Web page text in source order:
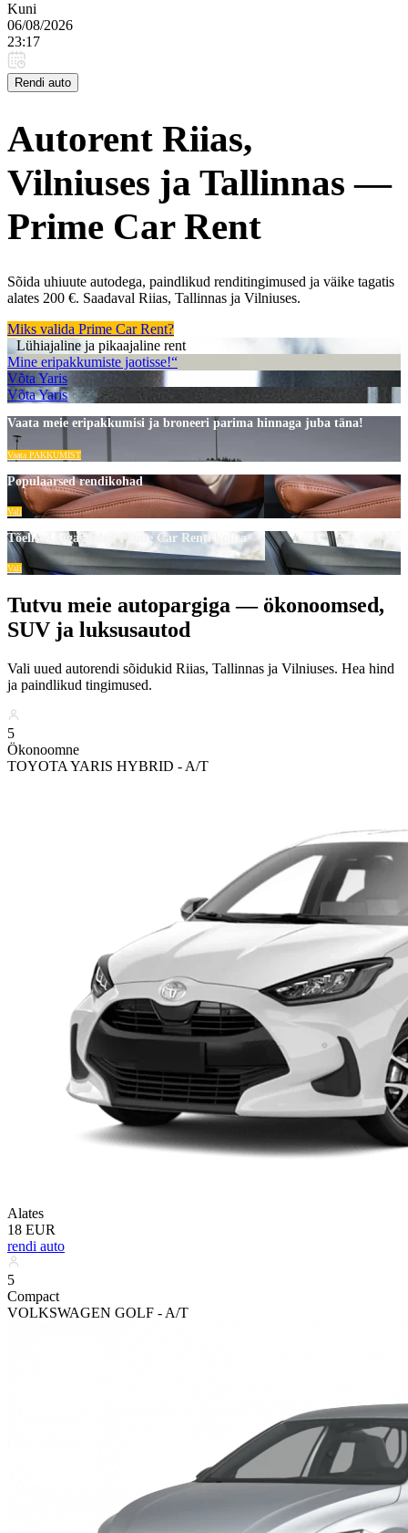
Kuni
06/08/2026
23:17
Rendi auto
Autorent Riias,
Vilniuses ja Tallinnas —
Prime Car Rent
Sõida uhiuute autodega, paindlikud renditingimused ja väike tagatis
alates 200 €. Saadaval Riias, Tallinnas ja Vilniuses.
Miks valida Prime Car Rent?
Lühiajaline ja pikaajaline rent
Mine eripakkumiste jaotisse!“
Võta Yaris
Võta Yaris
Vaata meie eripakkumisi ja broneeri parima hinnaga juba täna!
Vaata PAKKUMIST
Populaarsed rendikohad
Vali
Tõelised tagasisided Prime Car Renti kohta
Vali
Tutvu meie autopargiga — ökonoomsed,
SUV ja luksusautod
Vali uued autorendi sõidukid Riias, Tallinnas ja Vilniuses. Hea hind
ja paindlikud tingimused.
5
Ökonoomne
TOYOTA YARIS HYBRID - A/T
Alates
18 EUR
rendi auto
5
Compact
VOLKSWAGEN GOLF - A/T